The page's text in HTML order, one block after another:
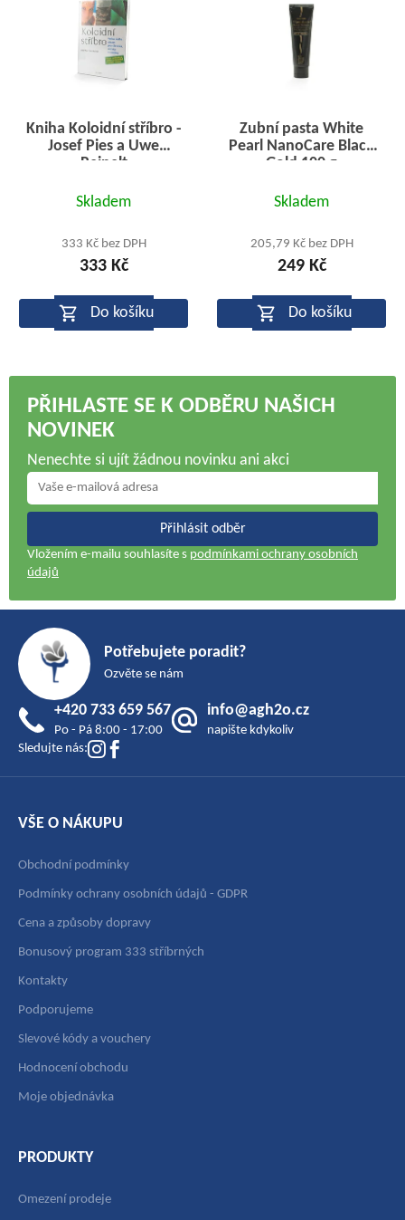
Kniha Koloidní stříbro -
Josef Pies a Uwe
Reinelt
produktu
je
5,0
hvězdiček.
Skladem
333 Kč bez DPH
333 Kč
Do košíku
Zubní pasta White
Pearl NanoCare Black
Gold 100 g
produktu
je
5,0
hvězdiček.
Skladem
205,79 Kč bez DPH
249 Kč
Do košíku
PŘIHLASTE SE K ODBĚRU NAŠICH
NOVINEK
Nenechte si ujít žádnou novinku ani akci
Přihlásit odběr
Vložením e-mailu souhlasíte s podmínkami ochrany osobních
údajů
Potřebujete poradit?
Ozvěte se nám
+420 733 659 567
Po - Pá 8:00 - 17:00
info@agh2o.cz
napište kdykoliv
Sledujte nás:
VŠE O NÁKUPU
Obchodní podmínky
Podmínky ochrany osobních údajů - GDPR
Cena a způsoby dopravy
Bonusový program 333 stříbrných
Kontakty
Podporujeme
Slevové kódy a vouchery
Hodnocení obchodu
Moje objednávka
PRODUKTY
Omezení prodeje